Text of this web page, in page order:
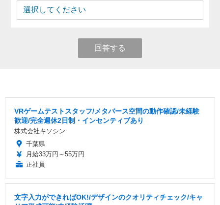
回答する
VRゲームテストスタッフ/メタバース空間の動作確認/未経験
歓迎/完全週休2日制・インセンティブあり
株式会社キソシン
千葉県
月給33万円～55万円
正社員
文字入力ができればOK!/デザインのクオリティチェック/キャ